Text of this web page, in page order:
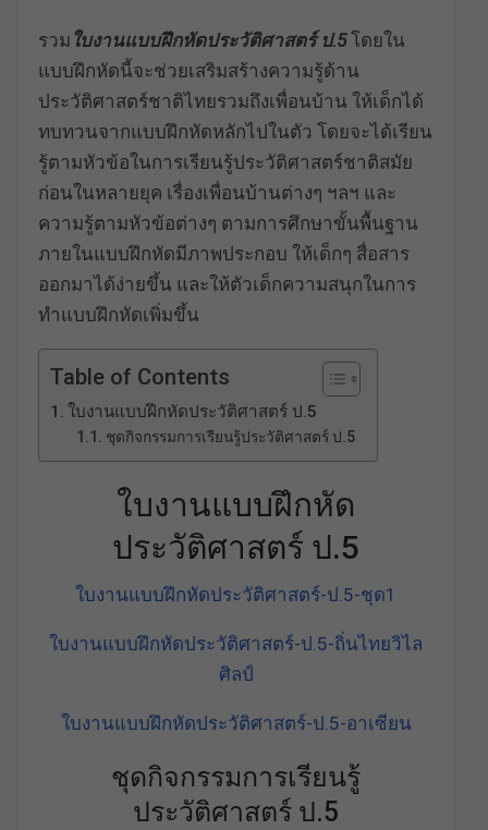
รวม ใบงานแบบฝึกหัดประวัติศาสตร์ ป.5โดยใน
แบบฝึกหัดนี้จะช่วยเสริมสร้างความรู้ด้าน
ประวัติศาสตร์ชาติไทยรวมถึงเพื่อนบ้าน ให้เด็กได้
ทบทวนจากแบบฝึกหัดหลักไปในตัว โดยจะได้เรียน
รู้ตามหัวข้อในการเรียนรู้ประวัติศาสตร์ชาติสมัย
ก่อนในหลายยุค เรื่องเพื่อนบ้านต่างๆ ฯลฯ และ
ความรู้ตามหัวข้อต่างๆ ตามการศึกษาขั้นพื้นฐาน
ภายในแบบฝึกหัดมีภาพประกอบ ให้เด็กๆ สื่อสาร
ออกมาได้ง่ายขึ้น และให้ตัวเด็กความสนุกในการ
ทำแบบฝึกหัดเพิ่มขึ้น
Table of Contents
ใบงานแบบฝึกหัดประวัติศาสตร์ ป.5
ชุดกิจกรรมการเรียนรู้ประวัติศาสตร์ ป.5
ใบงานแบบฝึกหัด
ประวัติศาสตร์ ป.5
ใบงานแบบฝึกหัดประวัติศาสตร์-ป.5-ชุด1
ใบงานแบบฝึกหัดประวัติศาสตร์-ป.5-ถิ่นไทยวิไล
ศิลป์
ใบงานแบบฝึกหัดประวัติศาสตร์-ป.5-อาเซียน
ชุดกิจกรรมการเรียนรู้
ประวัติศาสตร์ ป.5